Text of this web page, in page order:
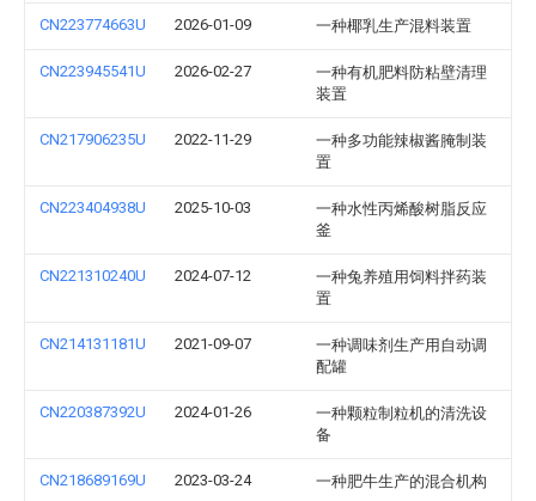
CN223774663U 2026-01-09 一种椰乳生产混料装置
CN223945541U 2026-02-27
一种有机肥料防粘壁清理
装置
CN217906235U 2022-11-29
一种多功能辣椒酱腌制装
置
CN223404938U 2025-10-03
一种水性丙烯酸树脂反应
釜
CN221310240U 2024-07-12
一种兔养殖用饲料拌药装
置
CN214131181U 2021-09-07
一种调味剂生产用自动调
配罐
CN220387392U 2024-01-26
一种颗粒制粒机的清洗设
备
CN218689169U 2023-03-24 一种肥牛生产的混合机构